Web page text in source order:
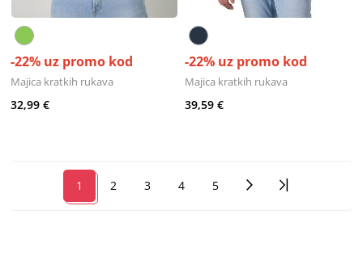
-22% uz promo kod
Majica kratkih rukava
32,99 €
-22% uz promo kod
Majica kratkih rukava
39,59 €
1 2 3 4 5